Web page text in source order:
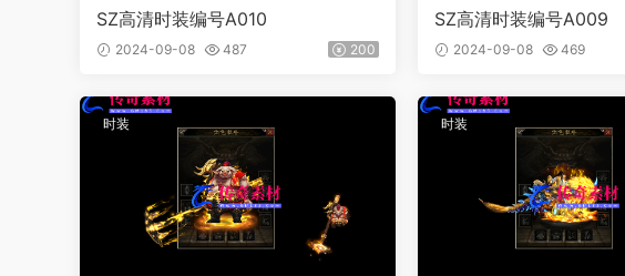
SZ高清时装编号A010
2024-09-08 487 200
SZ高清时装编号A009
2024-09-08 469
时装 时装